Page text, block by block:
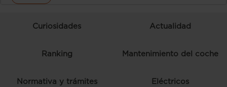
Curiosidades Actualidad
Ranking Mantenimiento del coche
Normativa y trámites Eléctricos